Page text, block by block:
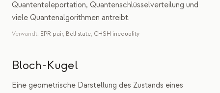
Quantenteleportation, Quantenschlüsselverteilung und
viele Quantenalgorithmen antreibt.
Verwandt: EPR pair, Bell state, CHSH inequality
Bloch-Kugel
Eine geometrische Darstellung des Zustands eines